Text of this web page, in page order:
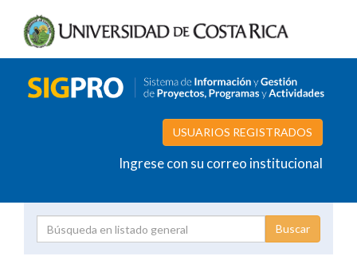
USUARIOS REGISTRADOS
Ingrese con su correo institucional